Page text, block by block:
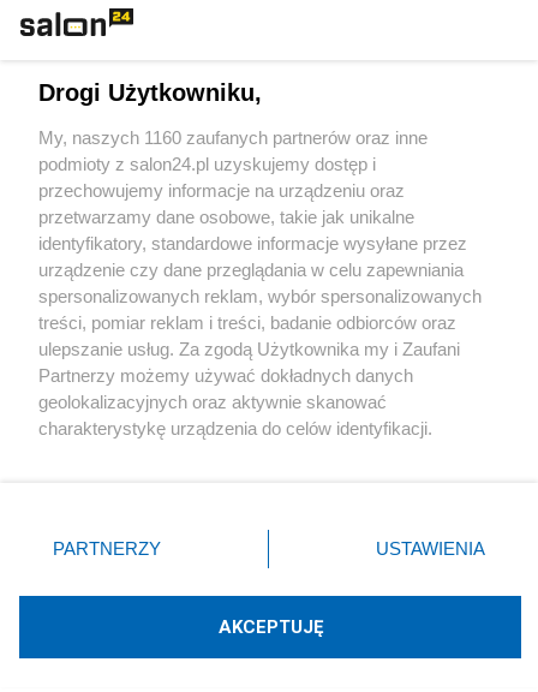
Sport
Społeczeństwo
Kultura
X Facebook Instagram Youtube
Technologię dostarcza:W3media.pl
Drogi Użytkowniku,
My, naszych 1160 zaufanych partnerów oraz inne
podmioty z salon24.pl uzyskujemy dostęp i
przechowujemy informacje na urządzeniu oraz
przetwarzamy dane osobowe, takie jak unikalne
identyfikatory, standardowe informacje wysyłane przez
urządzenie czy dane przeglądania w celu zapewniania
spersonalizowanych reklam, wybór spersonalizowanych
treści, pomiar reklam i treści, badanie odbiorców oraz
ulepszanie usług. Za zgodą Użytkownika my i Zaufani
Partnerzy możemy używać dokładnych danych
geolokalizacyjnych oraz aktywnie skanować
charakterystykę urządzenia do celów identyfikacji.
zmienić/wycofać klikając przycisk ustawień prywatności
znajdujący się w lewym dolnym rogu strony
rodzaje przetwarzania danych nie wymagają zgody
użytkownika, ale masz prawo sprzeciwić się takiemu
PARTNERZY USTAWIENIA
AKCEPTUJĘ